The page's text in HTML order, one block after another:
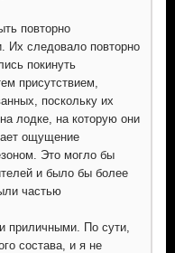
повторно
Их следовало повторно
покинуть
присутствием,
поскольку их
лодке, на которую они
ощущение
Это могло бы
и было бы более
частью
приличными. По сути,
состава, и я не